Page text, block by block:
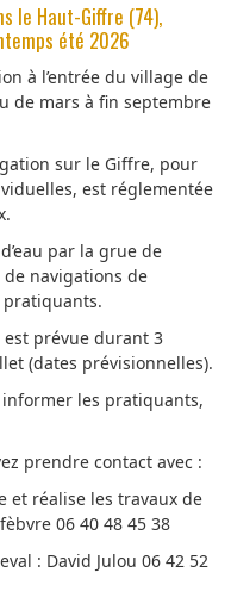
le Haut-Giffre (74),
été 2026
à l’entrée du village de
de mars à fin septembre
sur le Giffre, pour
est réglementée
par la grue de
de navigations de
prévue durant 3
(dates prévisionnelles).
les pratiquants,
prendre contact avec :
et réalise les travaux de
06 40 48 45 38
: David Julou 06 42 52